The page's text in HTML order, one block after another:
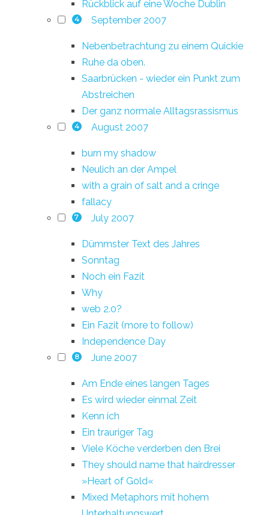
Rückblick auf eine Woche Dublin
4 September 2007
Nebenbetrachtung zu einem Quickie
Ruhe da oben.
Saarbrücken - wieder ein Punkt zum
Abstreichen
Der ganz normale Alltagsrassismus
4 August 2007
burn my shadow
Neulich an der Ampel
with a grain of salt and a cringe
fallacy
7 July 2007
Dümmster Text des Jahres
Sonntag
Noch ein Fazit
Why
web 2.0?
Ein Fazit (more to follow)
Independence Day
8 June 2007
Am Ende eines langen Tages
Es wird wieder einmal Zeit
Kenn ich
Ein trauriger Tag
Viele Köche verderben den Brei
They should name that hairdresser
»Heart of Gold«
Mixed Metaphors mit hohem